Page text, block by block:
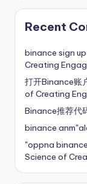
Recent
binance sign up
Creating
打开Binance账
of Creating
Binance推荐代
binance
"oppna
Science of